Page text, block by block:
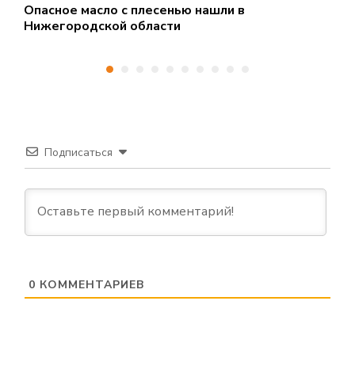
Опасное масло с плесенью нашли в
Нижегородской области
Подписаться
0 КОММЕНТАРИЕВ